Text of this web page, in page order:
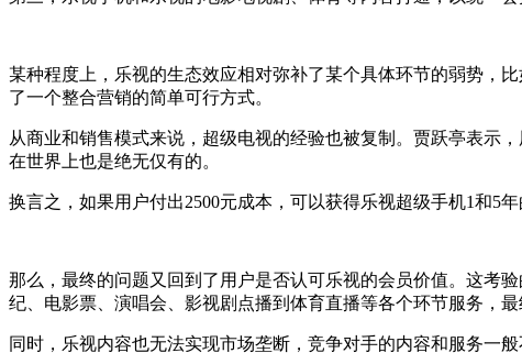
某种程度上，乐视的生态效应相对弥补了某个具体环节的弱势，
了一个整合营销的简单可行方式。
从商业和销售模式来说，超级电视的经验也被复制。贾跃亭表示
在世界上也是绝无仅有的。
换言之，如果用户付出2500元成本，可以获得乐视超级手机1和5年
那么，最终的问题又回到了用户是否认可乐视的会员价值。这考
纪、电影票、演唱会、影视剧点播到体育直播等各个环节服务，
同时，乐视内容也无法实现市场垄断，竞争对手的内容和服务一